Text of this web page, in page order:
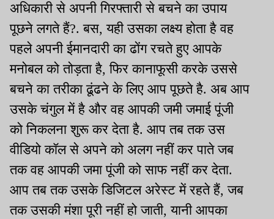
अधिकारी से अपनी गिरफ्तारी से बचने का उपाय
पूछने लगते हैं?. बस, यही उसका लक्ष्य होता है वह
पहले अपनी ईमानदारी का ढोंग रचते हुए आपके
मनोबल को तोड़ता है, फिर कानाफूसी करके उससे
बचने का तरीका ढूंढने के लिए आप पूछते है. अब आप
उसके चंगुल में है और वह आपकी जमी जमाई पूंजी
को निकलना शुरू कर देता है. आप तब तक उस
वीडियो कॉल से अपने को अलग नहीं कर पाते जब
तक वह आपकी जमा पूंजी को साफ नहीं कर देता.
आप तब तक उसके डिजिटल अरेस्ट में रहते हैं, जब
तक उसकी मंशा पूरी नहीं हो जाती, यानी आपका